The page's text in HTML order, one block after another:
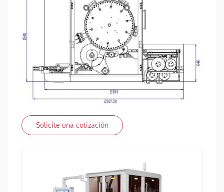
Solicite una cotización